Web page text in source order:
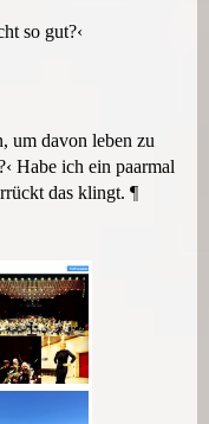
so gut?‹
um davon leben zu
Habe ich ein paarmal
das klingt. ¶